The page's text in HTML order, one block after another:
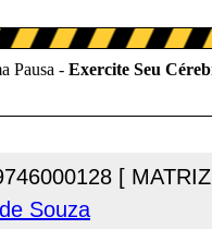
[
Souza